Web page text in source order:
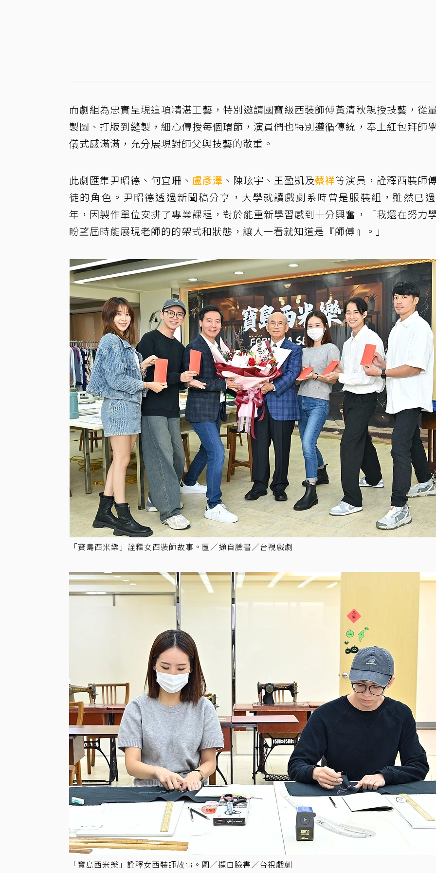
而劇組為忠實呈現這項精湛工藝，特別邀請國寶級西裝師傅黃清秋親授技藝，從
製圖、打版到縫製，細心傳授每個環節，演員們也特別遵循傳統，奉上紅包拜師
儀式感滿滿，充分展現對師父與技藝的敬重。
此劇匯集尹昭德、何宜珊、 盧彥澤 、陳玹宇、王盈凱及蔡祥等演員，詮釋西裝師
徒的角色。尹昭德透過新聞稿分享，大學就讀戲劇系時曾是服裝組，雖然已
年，因製作單位安排了專業課程，對於能重新學習感到十分興奮，「我還在努力
盼望屆時能展現老師的的架式和狀態，讓人一看就知道是『師傅』。」
「寶島西米樂」詮釋女西裝師故事。圖／擷自臉書／台視戲劇
「寶島西米樂」詮釋女西裝師故事。圖／擷自臉書／台視戲劇